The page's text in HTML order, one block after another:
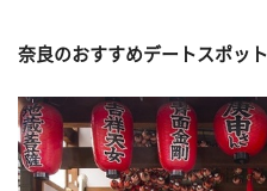
奈良のおすすめデートスポッ